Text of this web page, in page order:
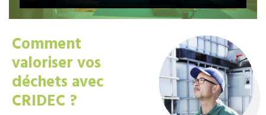
Comment
valoriser vos
déchets avec
CRIDEC ?